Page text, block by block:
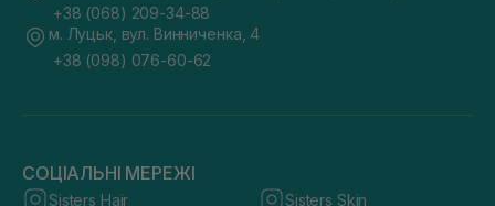
+38 (068) 209-34-88
м. Луцьк, вул. Винниченка, 4
+38 (098) 076-60-62
СОЦІАЛЬНІ МЕРЕЖІ
Sisters Hair Sisters Skin